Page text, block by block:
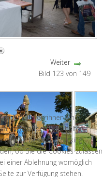
Weiter
Bild 123 von 149
Einige von ihnen sind
andere uns helfen,
zu verbessern (Tracking
ob Sie die Cookies zulassen
einer Ablehnung womöglich
zur Verfügung stehen.